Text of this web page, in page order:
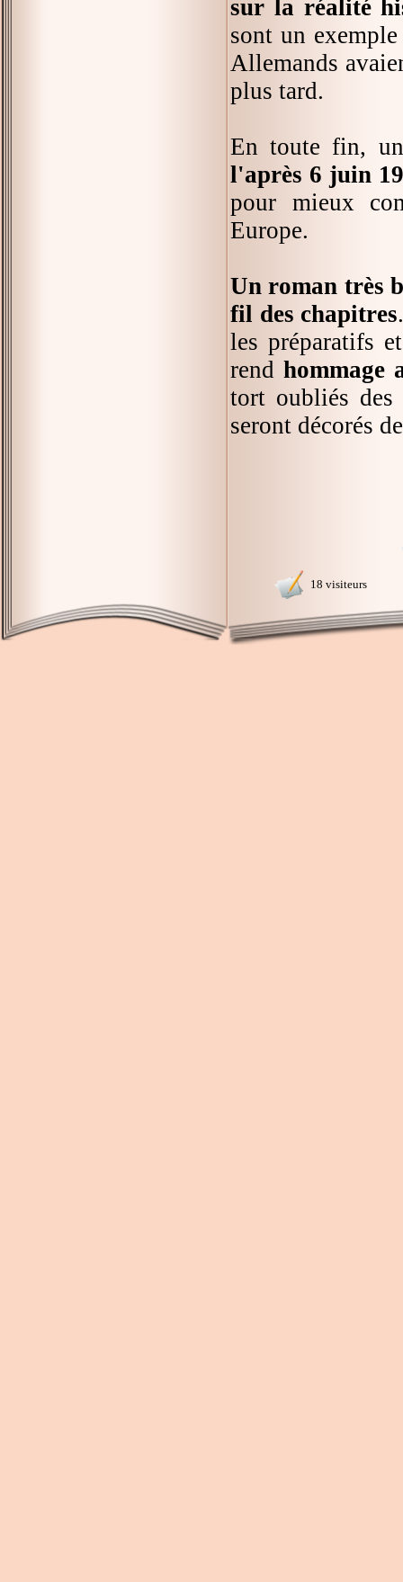
sur la réalité
sont un
Allemands
plus tard.
En toute fin,
l'après 6 juin
pour mieux
Europe.
Un roman très
fil des chapitres
les préparatifs
rendhommage
tort oubliés des
seront décorés
18 visiteurs